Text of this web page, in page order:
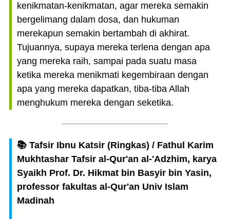
kenikmatan-kenikmatan, agar mereka semakin
bergelimang dalam dosa, dan hukuman
merekapun semakin bertambah di akhirat.
Tujuannya, supaya mereka terlena dengan apa
yang mereka raih, sampai pada suatu masa
ketika mereka menikmati kegembiraan dengan
apa yang mereka dapatkan, tiba-tiba Allah
menghukum mereka dengan seketika.
📚 Tafsir Ibnu Katsir (Ringkas) / Fathul Karim
Mukhtashar Tafsir al-Qur'an al-'Adzhim, karya
Syaikh Prof. Dr. Hikmat bin Basyir bin Yasin,
professor fakultas al-Qur'an Univ Islam
Madinah